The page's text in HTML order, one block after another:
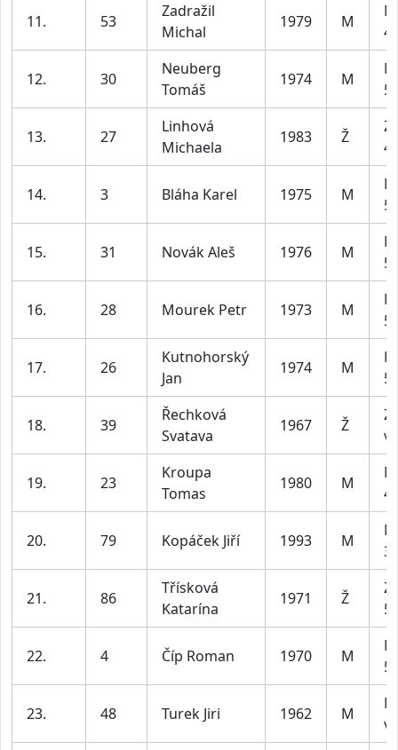
11. 53
Zadražil
Michal
1979 M
12. 30
Neuberg
Tomáš
1974 M
13. 27
Linhová
Michaela
1983 Ž
14. 3 Bláha Karel 1975 M
15. 31 Novák Aleš 1976 M
16. 28 Mourek Petr 1973 M
17. 26
Kutnohorský
Jan
1974 M
18. 39
Řechková
Svatava
1967 Ž
19. 23
Kroupa
Tomas
1980 M
20. 79 Kopáček Jiří 1993 M
21. 86
Třísková
Katarína
1971 Ž
22. 4 Číp Roman 1970 M
23. 48 Turek Jiri 1962 M